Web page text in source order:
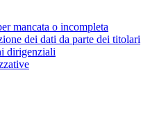
mancata o incompleta
dei dati da parte dei titolari
dirigenziali